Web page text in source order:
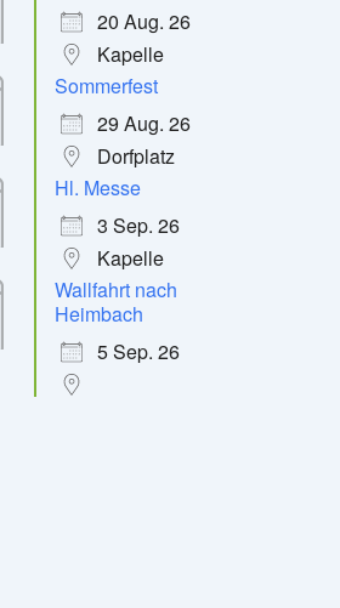
Outlook Live
20 Aug. 26
Kapelle
Sommerfest
29 Aug. 26
Dorfplatz
Hl. Messe
3 Sep. 26
Kapelle
Wallfahrt nach
Heimbach
5 Sep. 26